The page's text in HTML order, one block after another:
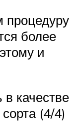
более
и
качестве
(4/4)